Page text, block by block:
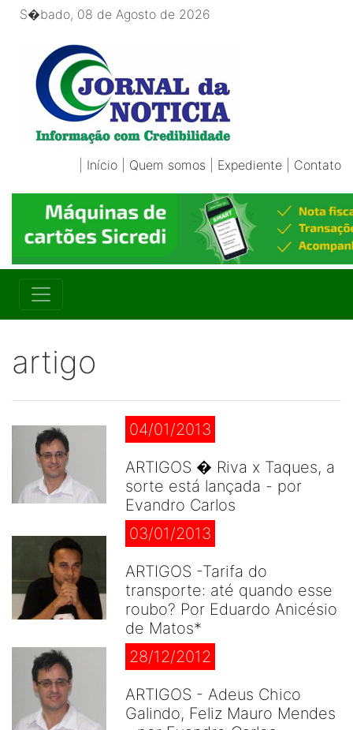
S�bado, 08 de Agosto de 2026
Início Quem somos Expediente Contato
artigo
04/01/2013
ARTIGOS � Riva x Taques, a
sorte está lançada - por
Evandro Carlos
03/01/2013
ARTIGOS -Tarifa do
transporte: até quando esse
roubo? Por Eduardo Anicésio
de Matos*
28/12/2012
ARTIGOS - Adeus Chico
Galindo, Feliz Mauro Mendes